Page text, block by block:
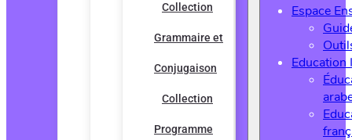
Collection
Grammaire et
Conjugaison
Collection
Programme
Espace
Education